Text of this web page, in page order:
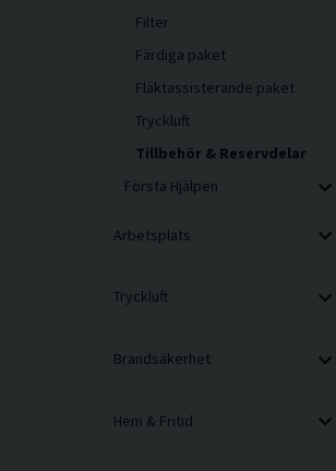
Filter
Färdiga paket
Fläktassisterande paket
Tryckluft
Tillbehör & Reservdelar
Första Hjälpen
Arbetsplats
Tryckluft
Brandsäkerhet
Hem & Fritid